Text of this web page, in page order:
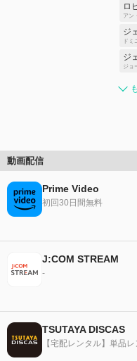
ロ
アン
ジ
ドミ
ジ
ジョ
動画配信
Prime Video
初回30日間無料
J:COM STREAM
-
TSUTAYA DISCAS
【宅配レンタル】単品